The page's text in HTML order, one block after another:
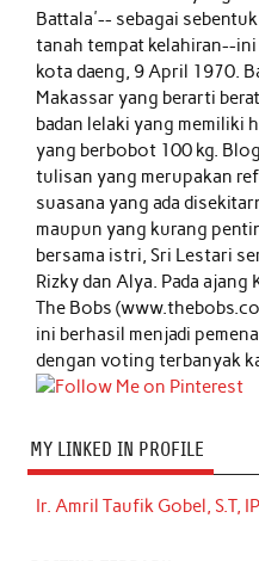
Battala'-- sebagai
tanah tempat kelahiran--
kota daeng, 9 April 1970.
Makassar yang berarti
badan lelaki yang memiliki
yang berbobot 100 kg.
tulisan yang merupakan
suasana yang ada
maupun yang kurang
bersama istri, Sri Lestari
Rizky dan Alya. Pada
The Bobs
ini berhasil menjadi
dengan voting terbanyak
MY LINKED IN PROFILE
Ir. Amril Taufik Gobel, S.T,